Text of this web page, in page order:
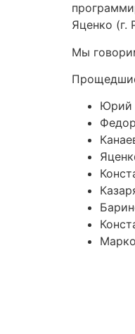
Яценко (г.
Мы
Юрий